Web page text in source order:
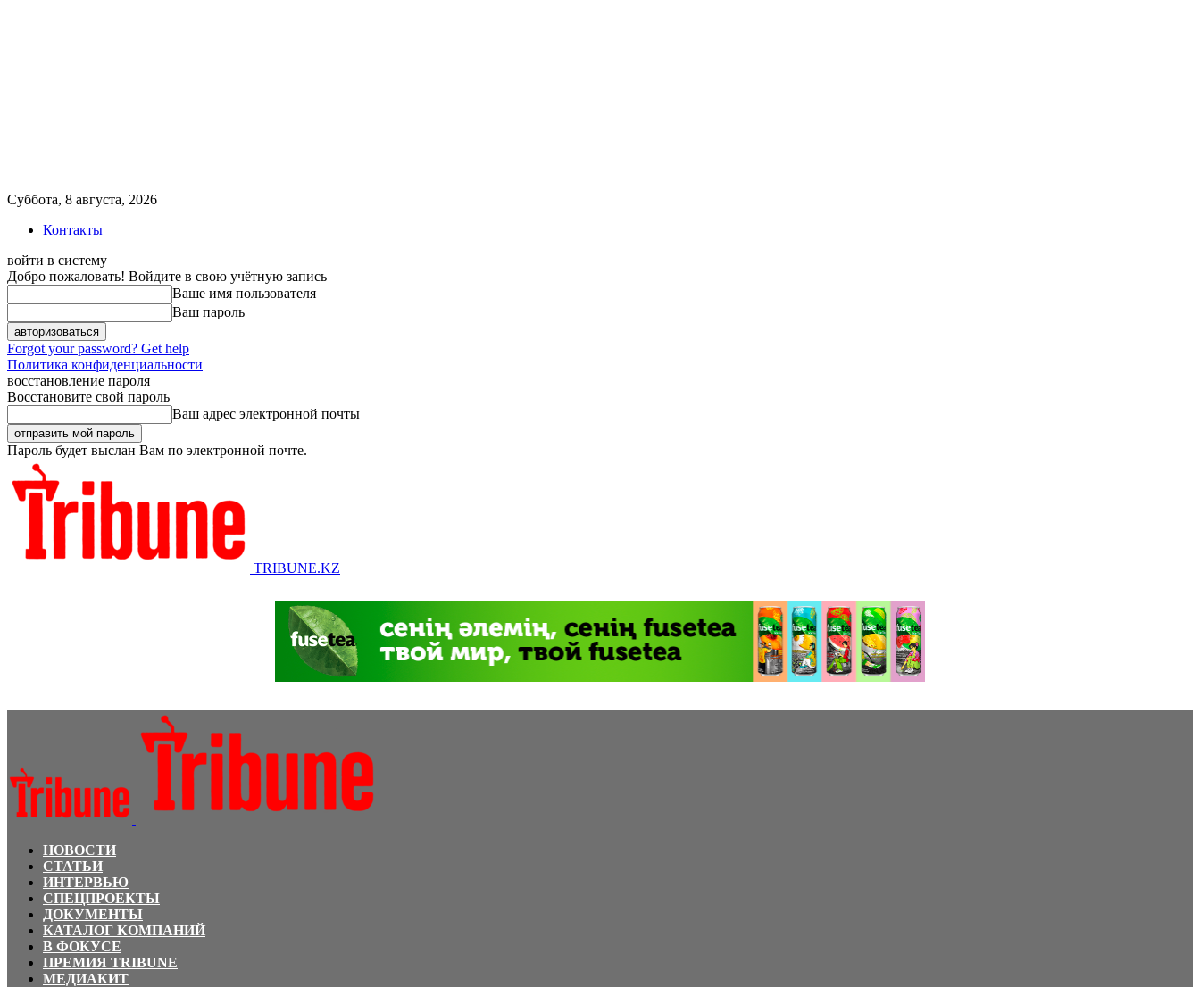
Суббота, 8 августа, 2026
Контакты
войти в систему
Добро пожаловать! Войдите в свою учётную запись
Ваше имя пользователя
Ваш пароль
Forgot your password? Get help
Политика конфиденциальности
восстановление пароля
Восстановите свой пароль
Ваш адрес электронной почты
Пароль будет выслан Вам по электронной почте.
TRIBUNE.KZ
НОВОСТИ
СТАТЬИ
ИНТЕРВЬЮ
СПЕЦПРОЕКТЫ
ДОКУМЕНТЫ
КАТАЛОГ КОМПАНИЙ
В ФОКУСЕ
ПРЕМИЯ TRIBUNE
МЕДИАКИТ